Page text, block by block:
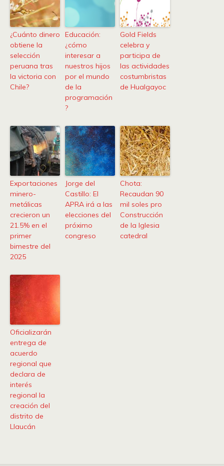
¿Cuánto dinero
obtiene la
selección
peruana tras
la victoria con
Chile?
Educación:
¿cómo
interesar a
nuestros hijos
por el mundo
de la
programación
?
Gold Fields
celebra y
participa de
las actividades
costumbristas
de Hualgayoc
Exportaciones
minero-
metálicas
crecieron un
21.5% en el
primer
bimestre del
2025
Jorge del
Castillo: El
APRA irá a las
elecciones del
próximo
congreso
Chota:
Recaudan 90
mil soles pro
Construcción
de la Iglesia
catedral
Oficializarán
entrega de
acuerdo
regional que
declara de
interés
regional la
creación del
distrito de
Llaucán